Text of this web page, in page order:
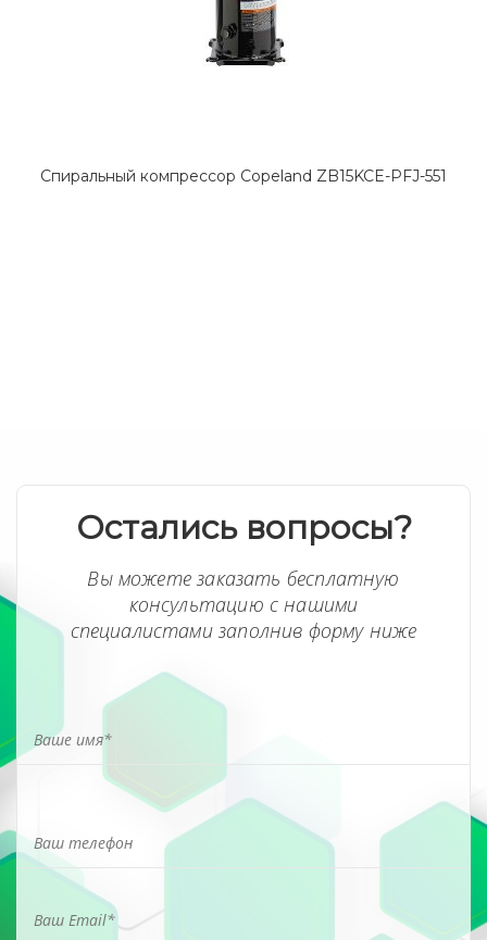
Спиральный компрессор Copeland ZB15KCE-PFJ-551
Остались вопросы?
Вы можете заказать бесплатную
консультацию с нашими
специалистами заполнив форму ниже